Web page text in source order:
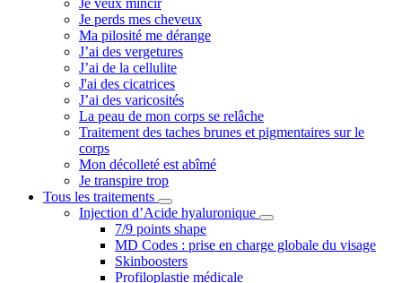
Je perds mes cheveux
Ma pilosité me dérange
J’ai des vergetures
J’ai de la cellulite
J'ai des cicatrices
J’ai des varicosités
La peau de mon corps se relâche
Traitement des taches brunes et pigmentaires sur le
corps
Mon décolleté est abîmé
Je transpire trop
Tous les traitements
Injection d’Acide hyaluronique
7/9 points shape
MD Codes : prise en charge globale du visage
Skinboosters
Profiloplastie médicale